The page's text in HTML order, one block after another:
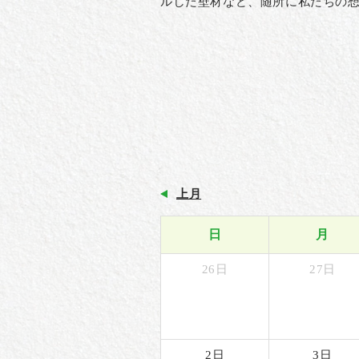
上月
日 月
26日 27日
2日 3日